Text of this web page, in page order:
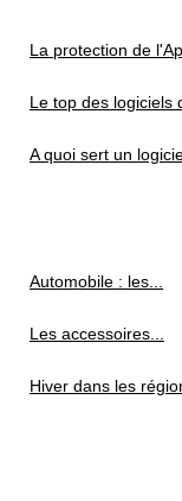
La protection de
Le top des logiciels
A quoi sert un
Automobile : les...
Les accessoires...
Hiver dans les